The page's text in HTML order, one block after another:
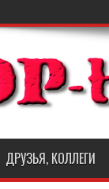
ДРУЗЬЯ, КОЛЛЕГИ